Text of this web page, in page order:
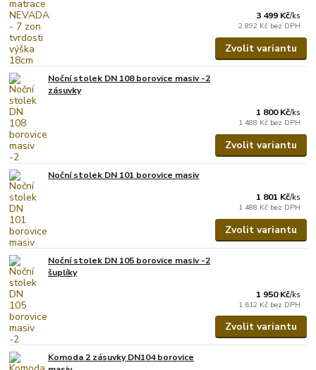
3 499 Kč/ks
2 892 Kč bez DPH
Zvolit variantu
Noční stolek DN 108 borovice masiv -2
zásuvky
1 800 Kč/ks
1 488 Kč bez DPH
Zvolit variantu
Noční stolek DN 101 borovice masiv
1 801 Kč/ks
1 488 Kč bez DPH
Zvolit variantu
Noční stolek DN 105 borovice masiv -2
šuplíky
1 950 Kč/ks
1 612 Kč bez DPH
Zvolit variantu
Komoda 2 zásuvky DN104 borovice